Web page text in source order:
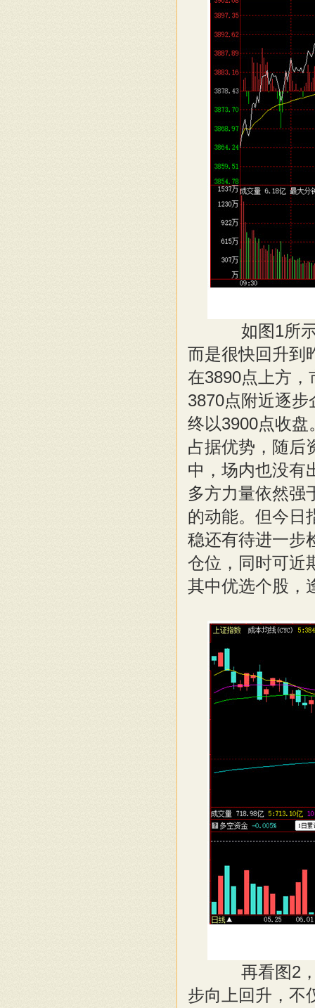
如图1所示
而是很快回升到
在3890点上方
3870点附近逐
终以3900点收
占据优势，随后
中，场内也没有
多方力量依然强
的动能。但今日
稳还有待进一步
仓位，同时可近
其中优选个股，
再看图2，
步向上回升，不